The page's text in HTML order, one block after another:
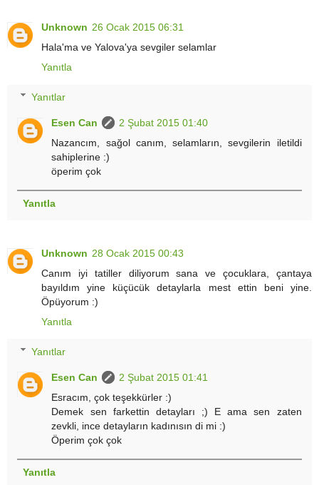
Unknown 26 Ocak 2015 06:31
Hala'ma ve Yalova'ya sevgiler selamlar
Yanıtla
Yanıtlar
Esen Can
2 Şubat 2015 01:40
Nazancım, sağol canım, selamların, sevgilerin iletildi
sahiplerine :)
öperim çok
Yanıtla
Unknown 28 Ocak 2015 00:43
Canım iyi tatiller diliyorum sana ve çocuklara, çantaya
bayıldım yine küçücük detaylarla mest ettin beni yine.
Öpüyorum :)
Yanıtla
Yanıtlar
Esen Can
2 Şubat 2015 01:41
Esracım, çok teşekkürler :)
Demek sen farkettin detayları ;) E ama sen zaten
zevkli, ince detayların kadınısın di mi :)
Öperim çok çok
Yanıtla